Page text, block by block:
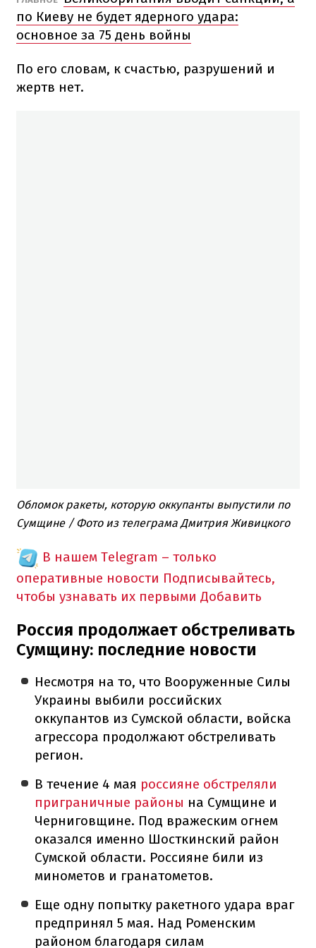
по Киеву не будет ядерного удара:
основное за 75 день войны
По его словам, к счастью, разрушений и
жертв нет.
Обломок ракеты, которую оккупанты выпустили по
Сумщине / Фото из телеграма Дмитрия Живицкого
В нашем Telegram – только
оперативные новости Подписывайтесь,
чтобы узнавать их первыми Добавить
Россия продолжает обстреливать
Сумщину: последние новости
Несмотря на то, что Вооруженные Силы
Украины выбили российских
оккупантов из Сумской области, войска
агрессора продолжают обстреливать
регион.
В течение 4 мая россияне обстреляли
приграничные районы на Сумщине и
Черниговщине. Под вражеским огнем
оказался именно Шосткинский район
Сумской области. Россияне били из
минометов и гранатометов.
Еще одну попытку ракетного удара враг
предпринял 5 мая. Над Роменским
районом благодаря силам